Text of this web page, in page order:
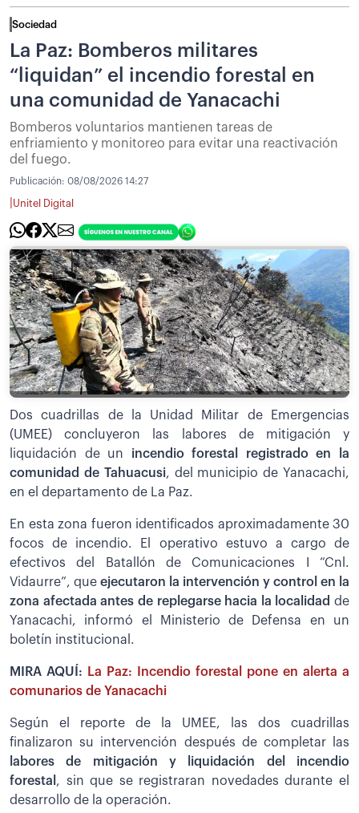
Sociedad
La Paz: Bomberos militares
“liquidan” el incendio forestal en
una comunidad de Yanacachi
Bomberos voluntarios mantienen tareas de
enfriamiento y monitoreo para evitar una reactivación
del fuego.
Publicación: 08/08/2026 14:27
Unitel Digital
Dos cuadrillas de la Unidad Militar de Emergencias
(UMEE) concluyeron las labores de mitigación y
liquidación de un incendio forestal registrado en la
comunidad de Tahuacusi, del municipio de Yanacachi,
en el departamento de La Paz.
En esta zona fueron identificados aproximadamente 30
focos de incendio. El operativo estuvo a cargo de
efectivos del Batallón de Comunicaciones I “Cnl.
Vidaurre”, que ejecutaron la intervención y control en la
zona afectada antes de replegarse hacia la localidad de
Yanacachi, informó el Ministerio de Defensa en un
boletín institucional.
MIRA AQUÍ:
La Paz: Incendio forestal pone en alerta a
comunarios de Yanacachi
Según el reporte de la UMEE, las dos cuadrillas
finalizaron su intervención después de completar las
labores de mitigación y liquidación del incendio
forestal , sin que se registraran novedades durante el
desarrollo de la operación.